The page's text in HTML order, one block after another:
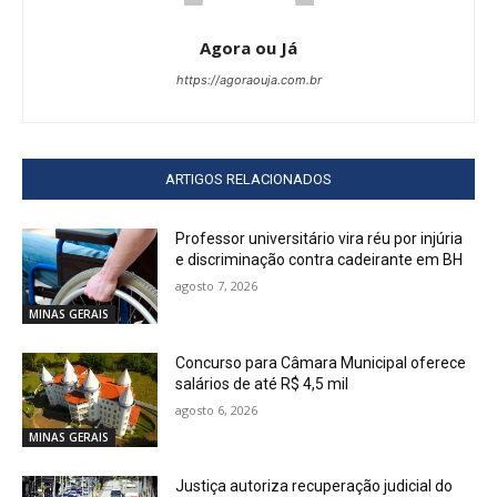
Agora ou Já
https://agoraouja.com.br
ARTIGOS RELACIONADOS
MINAS GERAIS
Professor universitário vira réu por injúria
e discriminação contra cadeirante em BH
agosto 7, 2026
MINAS GERAIS
Concurso para Câmara Municipal oferece
salários de até R$ 4,5 mil
agosto 6, 2026
Justiça autoriza recuperação judicial do